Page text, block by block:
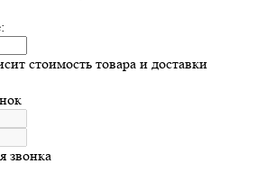
стоимость товара и доставки
звонка